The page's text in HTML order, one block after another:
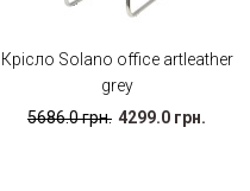
Крісло Solano office artleather
grey
5686.0 грн. 4299.0 грн.